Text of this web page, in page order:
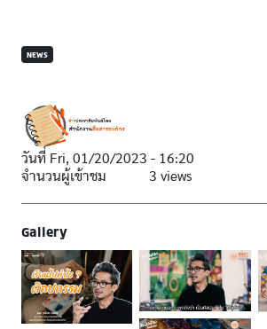
NEWS
วันที่ Fri, 01/20/2023 - 16:20
จำนวนผู้เข้าชม
3 views
Gallery